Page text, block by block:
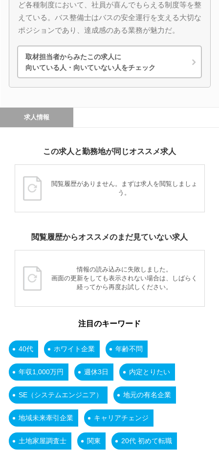
ど各種制度において、社員が喜んでもらえる制度等を整
えている。バス整備士はバスの安全運行を支える大切な
ポジションであり、達成感のある業務が魅力だ。
取材担当者からみたこの求人に
向いている人・向いていない人をチェック
求人情報
この求人と勤務地が同じオススメ求人
閲覧履歴がありません。まずは求人を閲覧しましょ
う。
閲覧履歴からオススメのまだ見ていない求人
情報の読み込みに失敗しました。
画面の更新をしても表示されない場合は、しばらく
経ってから再度お試しください。
注目のキーワード
40代 ホワイト企業 年齢不問
年収1,000万円 週休3日 内定とりたい
SE（システムエンジニア） 地元の有名企業
地域未来牽引企業 キャリアチェンジ
土地家屋調査士 関東 20代 初めて転職